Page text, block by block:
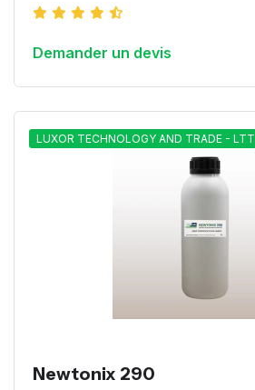
Demander un devis
LUXOR TECHNOLOGY AND TRADE - LTT
Newtonix 290